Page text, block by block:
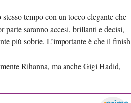
tempo con un tocco elegante che
parte saranno accesi, brillanti e decisi,
più sobrie. L’importante è che il finish
Rihanna, ma anche Gigi Hadid,